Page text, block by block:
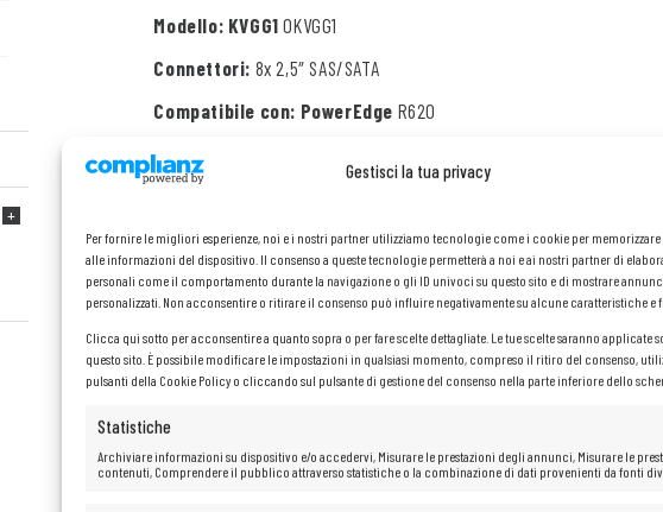
Gestisci la tua privacy
Per fornire le migliori esperienze, noi e i nostri partner utilizziamo tecnologie come i cookie per
alle informazioni del dispositivo. Il consenso a queste tecnologie permetterà a noi e ai nostri partner di
personali come il comportamento durante la navigazione o gli ID univoci su questo sito e di mostrare
personalizzati. Non acconsentire o ritirare il consenso può influire negativamente su alcune caratteristiche e
Clicca qui sotto per acconsentire a quanto sopra o per fare scelte dettagliate. Le tue scelte saranno applicate
questo sito. È possibile modificare le impostazioni in qualsiasi momento, compreso il ritiro del consenso,
pulsanti della Cookie Policy o cliccando sul pulsante di gestione del consenso nella parte inferiore dello
Statistiche
Archiviare informazioni su dispositivo e/o accedervi, Misurare le prestazioni degli annunci, Misurare le
contenuti, Comprendere il pubblico attraverso statistiche o la combinazione di dati provenienti da fonti
Modello: KVGG10KVGG1
Connettori: 8x 2,5″ SAS/SATA
Compatibile con: PowerEdge R620